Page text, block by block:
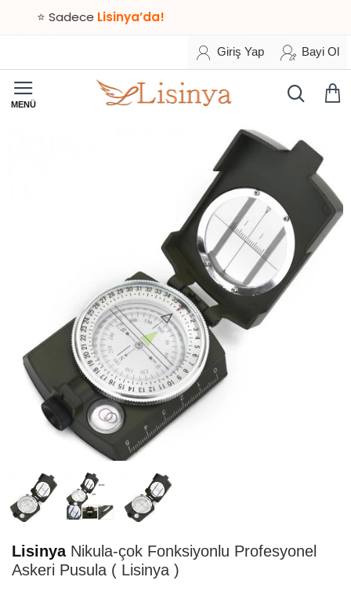
⭐ SadeceLisinya’da!
Giriş Yap Bayi Ol
TESLİMAT
LisinyaNikula-çok Fonksiyonlu Profesyonel
Askeri Pusula ( Lisinya )